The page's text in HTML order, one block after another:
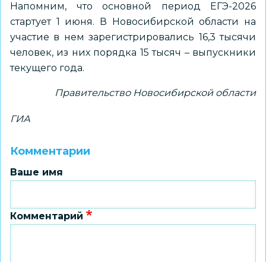
Напомним, что основной период ЕГЭ-2026
стартует 1 июня. В Новосибирской области на
участие в нем зарегистрировались 16,3 тысячи
человек, из них порядка 15 тысяч – выпускники
текущего года.
Правительство Новосибирской области
ГИА
Комментарии
Ваше имя
Комментарий